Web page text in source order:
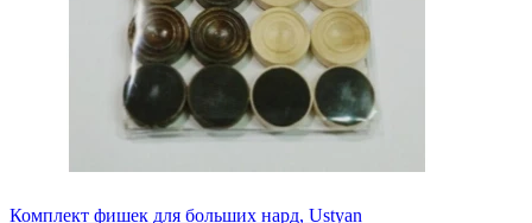
Комплект фишек для больших нард, Ustyan